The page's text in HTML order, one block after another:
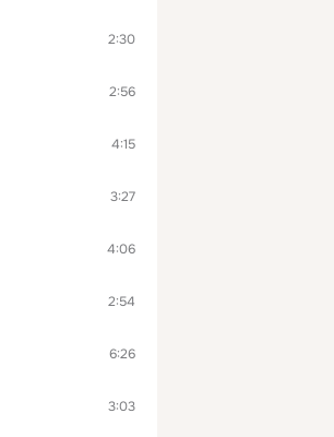
2:30
2:56
4:15
3:27
4:06
2:54
6:26
3:03